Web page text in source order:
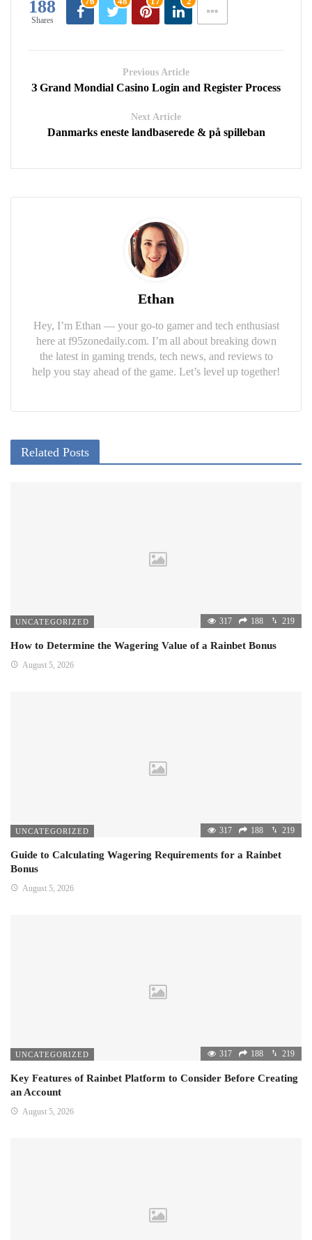
188
Shares
Previous Article
З Grand Mondial Casino Login and Register Process
Next Article
Danmarks eneste landbaserede & på spilleban
Ethan
Hey, I’m Ethan — your go-to gamer and tech enthusiast
here at f95zonedaily.com. I’m all about breaking down
the latest in gaming trends, tech news, and reviews to
help you stay ahead of the game. Let’s level up together!
Related Posts
UNCATEGORIZED 317 188 219
How to Determine the Wagering Value of a Rainbet Bonus
August 5, 2026
UNCATEGORIZED 317 188 219
Guide to Calculating Wagering Requirements for a Rainbet
Bonus
August 5, 2026
UNCATEGORIZED 317 188 219
Key Features of Rainbet Platform to Consider Before Creating
an Account
August 5, 2026